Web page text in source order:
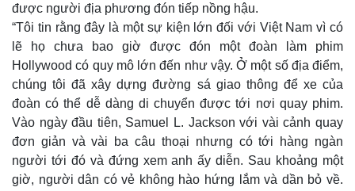
Hồ sơ
E-Magazine
Infographic
được người địa phương đón tiếp nồng hậu.
“Tôi tin rằng đây là một sự kiện lớn đối với Việt Nam vì có
lẽ họ chưa bao giờ được đón một đoàn làm phim
Hollywood có quy mô lớn đến như vậy. Ở một số địa điểm,
chúng tôi đã xây dựng đường sá giao thông để xe của
đoàn có thể dễ dàng di chuyển được tới nơi quay phim.
Vào ngày đầu tiên, Samuel L. Jackson với vài cảnh quay
đơn giản và vài ba câu thoại nhưng có tới hàng ngàn
người tới đó và đứng xem anh ấy diễn. Sau khoảng một
giờ, người dân có vẻ không hào hứng lắm và dần bỏ về.